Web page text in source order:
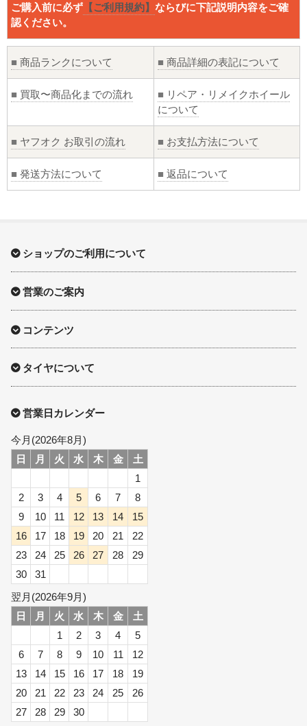
ご購入前に必ず 【ご利用規約】 ならびに下記説明内容をご確
認ください。
■ 商品ランクについて ■ 商品詳細の表記について
■ 買取〜商品化までの流れ ■ リペア・リメイクホイール
について
■ ヤフオク お取引の流れ ■ お支払方法について
■ 発送方法について ■ 返品について
ショップのご利用について
営業のご案内
コンテンツ
タイヤについて
営業日カレンダー
今月(2026年8月)
日
月 火 水 木 金
土
1
2
3 4 5 6 7
8
9
10 11 12 13 14
15
16
17 18 19 20 21
22
23
24 25 26 27 28
29
30
31
翌月(2026年9月)
日
月 火 水 木 金
土
1
2 3 4
5
6
7 8 9 10 11
12
13
14 15 16 17 18
19
20
21 22 23 24 25
26
27
28 29 30